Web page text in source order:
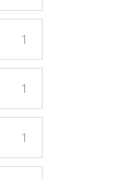
1
1
1